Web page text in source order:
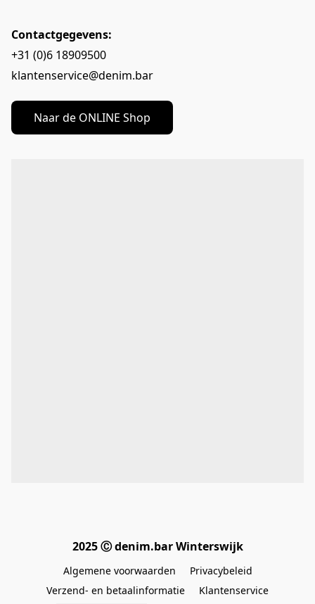
Contactgegevens:
+31 (0)6 18909500
klantenservice@denim.bar
Naar de ONLINE Shop
2025 Ⓒ denim.bar Winterswijk
Algemene voorwaarden
Privacybeleid
Verzend- en betaalinformatie
Klantenservice